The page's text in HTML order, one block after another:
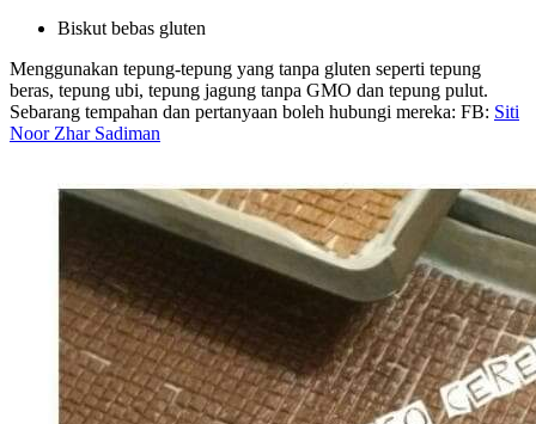
Biskut bebas gluten
Menggunakan tepung-tepung yang tanpa gluten seperti tepung
beras, tepung ubi, tepung jagung tanpa GMO dan tepung pulut.
Sebarang tempahan dan pertanyaan boleh hubungi mereka: FB: Siti
Noor Zhar Sadiman